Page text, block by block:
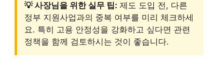
💡 사장님을 위한 실무 팁: 제도 도입 전, 다른
정부 지원사업과의 중복 여부를 미리 체크하세
요. 특히 고용 안정성을 강화하고 싶다면 관련
정책을 함께 검토하시는 것이 좋습니다.